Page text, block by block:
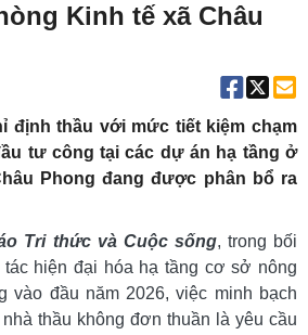
Kinh tế xã Châu
định thầu với mức tiết kiệm chạm
tư công tại các dự án hạ tầng ở
Phong đang được phân bổ ra
Tri thức và Cuộc sống, trong bối
tác hiện đại hóa hạ tầng cơ sở nông
vào đầu năm 2026, việc minh bạch
thầu không đơn thuần là yêu cầu